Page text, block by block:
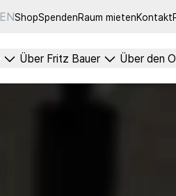
ENShopSpendenRaum mietenKontakt
Über Fritz Bauer Über den